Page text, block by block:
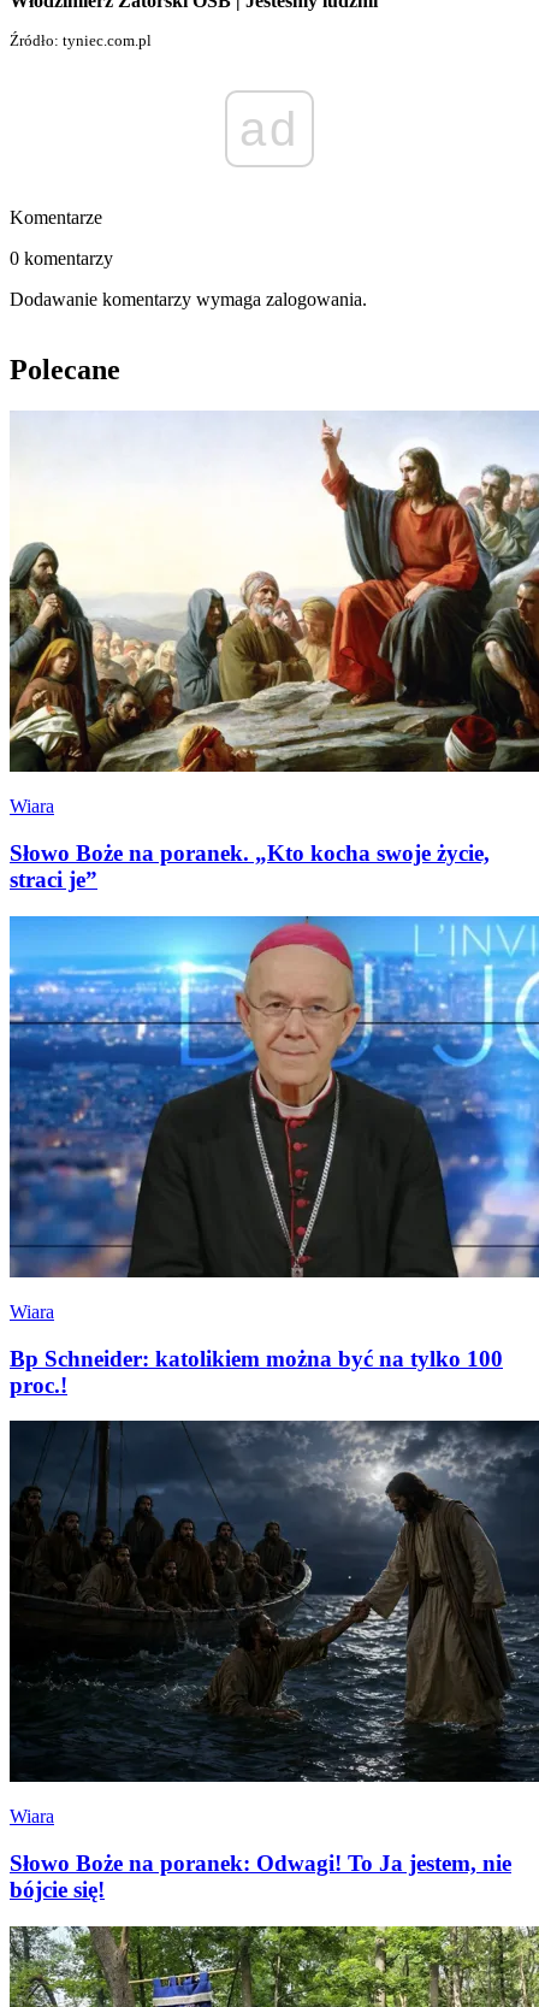
Źródło: tyniec.com.pl
ad
Komentarze
0 komentarzy
Dodawanie komentarzy wymaga zalogowania.
Polecane
Wiara
Słowo Boże na poranek. „Kto kocha swoje życie,
straci je”
Wiara
Bp Schneider: katolikiem można być na tylko 100
proc.!
Wiara
Słowo Boże na poranek: Odwagi! To Ja jestem, nie
bójcie się!